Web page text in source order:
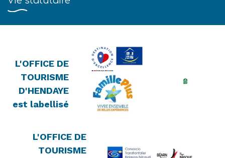
L'OFFICE DE
TOURISME
D'HENDAYE
est labellisé
L'OFFICE DE
TOURISME